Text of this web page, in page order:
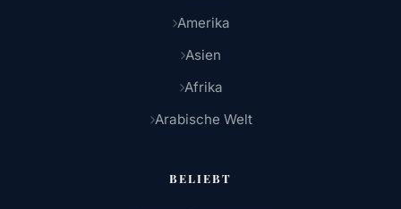
Amerika
Asien
Afrika
Arabische Welt
BELIEBT